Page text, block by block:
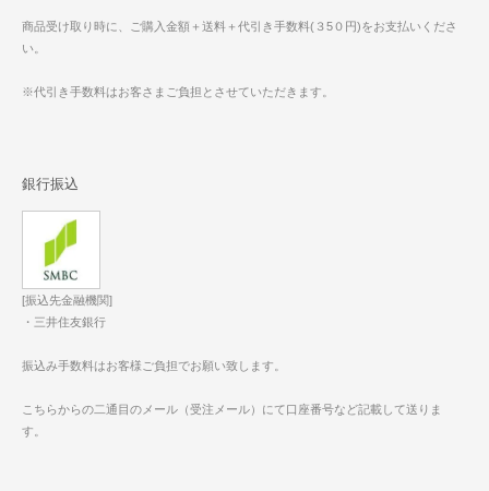
商品受け取り時に、ご購入金額＋送料＋代引き手数料(３5０円)をお支払いくださ
い。
※代引き手数料はお客さまご負担とさせていただきます。
銀行振込
[振込先金融機関]
・三井住友銀行
振込み手数料はお客様ご負担でお願い致します。
こちらからの二通目のメール（受注メール）にて口座番号など記載して送りま
す。